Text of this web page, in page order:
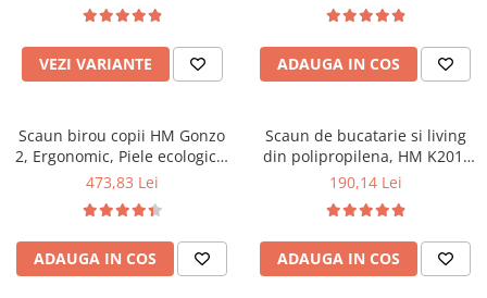
Mobilier hol
Mobila hol
Suporturi si rafturi pantofi
Pantofare
Seturi mobilier hol
Stender haine
Suport pentru umerase
Etajere
Cuiere
VEZI VARIANTE
cm, Gri
ADAUGA IN COS
Scaun birou copii HM Gonzo
2, Ergonomic, Piele ecologica,
Inaltime ajustabila, Mecanism
473,83 Lei
ADAUGA IN COS
Scaun de bucatarie si living
din polipropilena, HM K201,
ergonomic, baza lemn masiv,
100 kg, alb
190,14 Lei
ADAUGA IN COS